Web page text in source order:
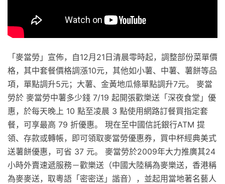
「麥當勞」宣佈，自12月21日清晨零時起，調整部份菜單價
格，其中套餐價格調漲10元，其他如小薯、中薯、薯餅等品
項，單點調升5元；大薯、金黃地瓜條單點調升7元。 麥當
勞於 麥當勞中薯多少錢 7/19 起開張歡樂送「深夜食堂」優
惠，於每天晚上 10 點至凌晨 3 點使用網路訂餐買指定套
餐，可享最高 79 折優惠。 現在至中國信託銀行ATM 提
領、存款或轉帳，即可領取麥當勞優惠券，買中杯經典美式
送薯餅優惠，可省 37 元。 麥當勞於2009年大力推廣其24
小時外賣速遞服務－歡樂送（中國大陸稱為麥樂送，香港稱
為麥麥送，取粵語「密密送」諧音），並起用當地著名藝人